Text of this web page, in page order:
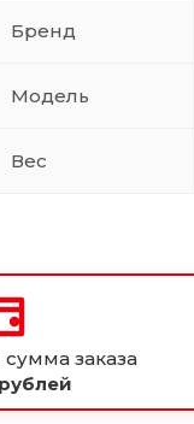
Бренд
Модель
Вес
заказа